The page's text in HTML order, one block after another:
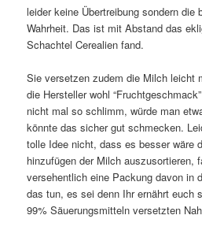
leider keine Übertreibung sondern die
Wahrheit. Das ist mit Abstand das
Schachtel Cerealien fand.
Sie versetzen zudem die Milch leicht
die Hersteller wohl
nicht mal so schlimm, würde man
könnte das sicher gut schmecken.
tolle Idee nicht, dass es besser wäre
hinzufügen der Milch auszusortieren,
versehentlich eine Packung davon in
das tun, es sei denn Ihr ernährt euch
99% Säuerungsmitteln versetzten